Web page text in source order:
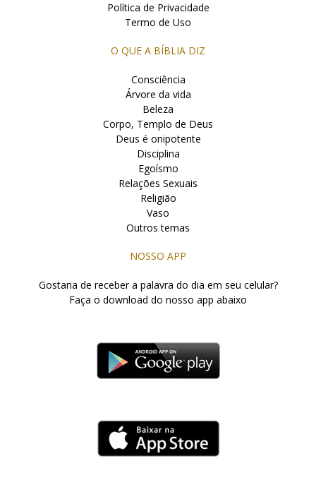
Política de Privacidade
Termo de Uso
O QUE A BÍBLIA DIZ
Consciência
Árvore da vida
Beleza
Corpo, Templo de Deus
Deus é onipotente
Disciplina
Egoísmo
Relações Sexuais
Religião
Vaso
Outros temas
NOSSO APP
Gostaria de receber a palavra do dia em seu celular?
Faça o download do nosso app abaixo